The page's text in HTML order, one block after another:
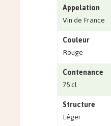
Appelation
Vin de France
Couleur
Rouge
Contenance
75 cl
Structure
Léger